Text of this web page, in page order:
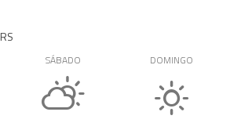
SÁBADO DOMINGO